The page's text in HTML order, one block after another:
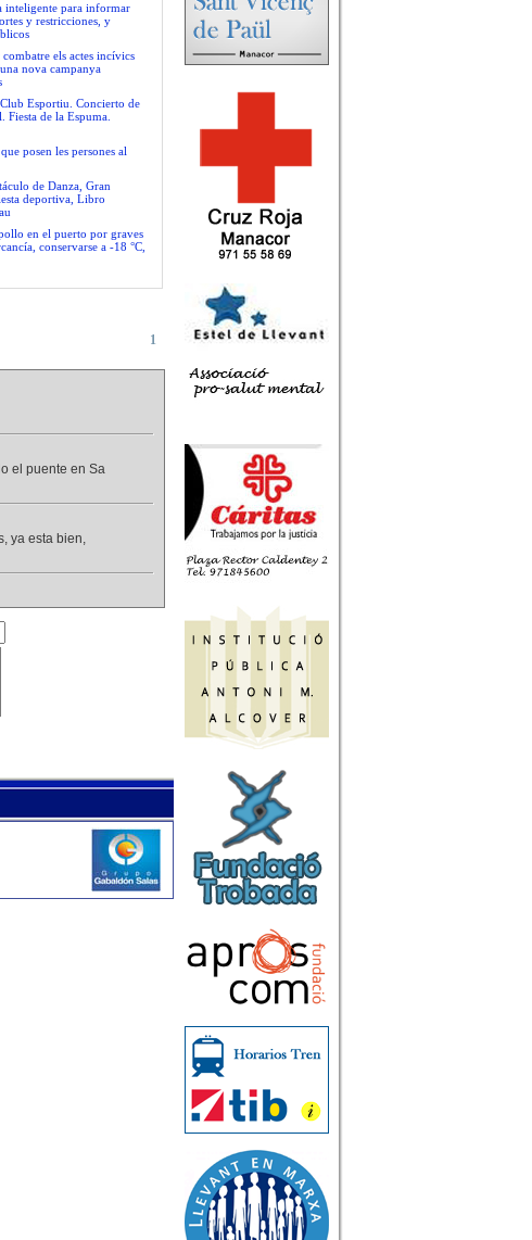
inteligente para informar
y restricciones, y
els actes incívics
nova campanya
Esportiu. Concierto de
Fiesta de la Espuma.
posen les persones al
de Danza, Gran
deportiva, Libro
en el puerto por graves
conservarse a -18 °C,
1
el puente en Sa
ya esta bien,